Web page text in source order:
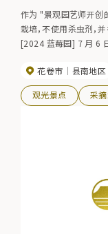
作为 "景观园艺师开创
栽培，不使用杀虫剂，
[2024 蓝莓园] 7 月 6
花卷市 县南地区
观光景点 采